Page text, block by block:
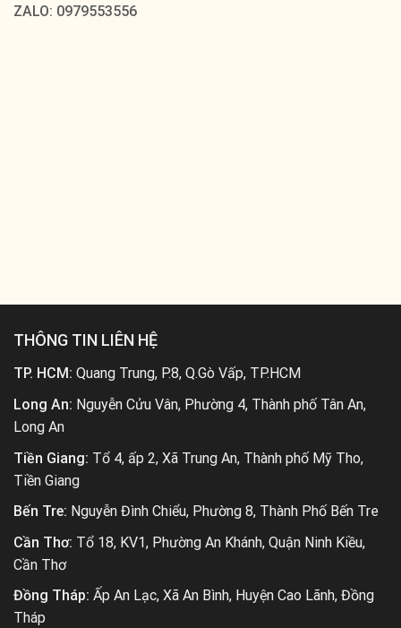
ZALO: 0979553556
THÔNG TIN LIÊN HỆ
TP. HCM: Quang Trung, P.8, Q.Gò Vấp, TP.HCM
Long An: Nguyễn Cửu Vân, Phường 4, Thành phố Tân An,
Long An
Tiền Giang: Tổ 4, ấp 2, Xã Trung An, Thành phố Mỹ Tho,
Tiền Giang
Bến Tre: Nguyễn Đình Chiểu, Phường 8, Thành Phố Bến Tre
Cần Thơ: Tổ 18, KV1, Phường An Khánh, Quận Ninh Kiều,
Cần Thơ
Đồng Tháp: Ấp An Lạc, Xã An Bình, Huyện Cao Lãnh, Đồng
Tháp